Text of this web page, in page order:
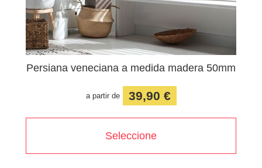
Persiana veneciana a medida madera 50mm
a partir de 39,90 €
Seleccione